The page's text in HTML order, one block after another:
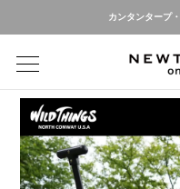
カンタンター